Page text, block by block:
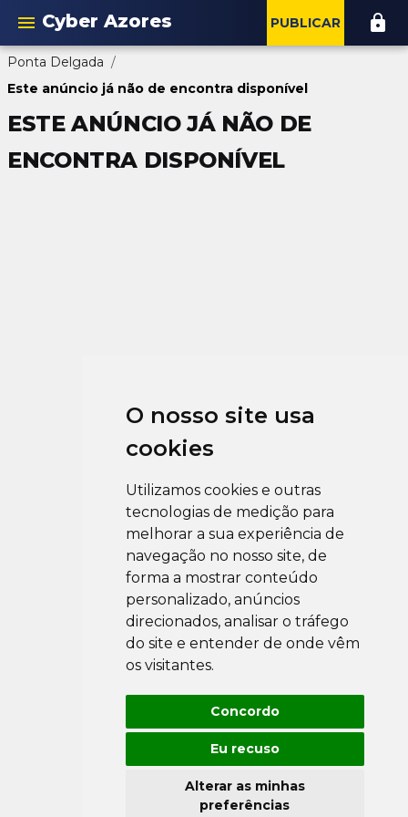
O nosso site usa
cookies
Utilizamos cookies e outras
tecnologias de medição para
melhorar a sua experiência de
navegação no nosso site, de
forma a mostrar conteúdo
personalizado, anúncios
direcionados, analisar o tráfego
do site e entender de onde vêm
os visitantes.
Concordo
Eu recuso
Alterar as minhas
preferências
menu Cyber Azores PUBLICAR lock
Ponta Delgada /
Este anúncio já não de encontra disponível
ESTE ANÚNCIO JÁ NÃO DE
ENCONTRA DISPONÍVEL